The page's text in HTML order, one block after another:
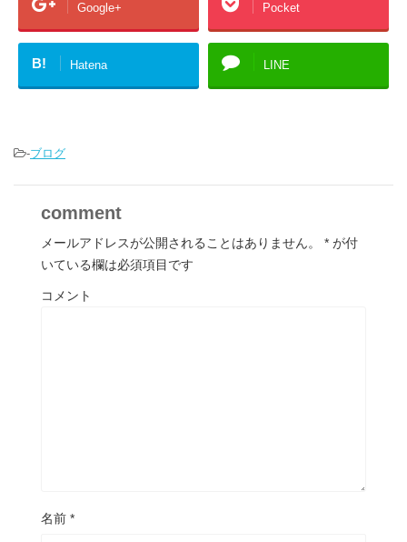
Google+ Pocket
B! Hatena LINE
-ブログ
comment
メールアドレスが公開されることはありません。 * が付
いている欄は必須項目です
コメント
名前 *